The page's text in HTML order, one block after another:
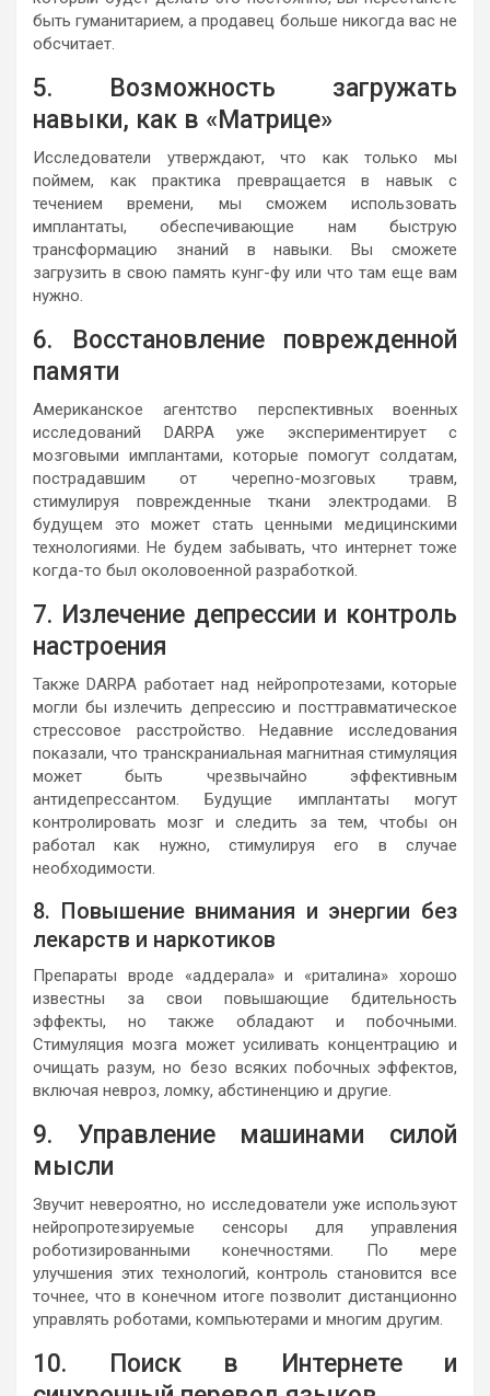
быть гуманитарием, а продавец больше никогда вас не
обсчитает.
5. Возможность загружать
навыки, как в «Матрице»
Исследователи утверждают, что как только мы
поймем, как практика превращается в навык с
течением времени, мы сможем использовать
имплантаты, обеспечивающие нам быструю
трансформацию знаний в навыки. Вы сможете
загрузить в свою память кунг-фу или что там еще вам
нужно.
6. Восстановление поврежденной
памяти
Американское агентство перспективных военных
исследований DARPA уже экспериментирует с
мозговыми имплантами, которые помогут солдатам,
пострадавшим от черепно-мозговых травм,
стимулируя поврежденные ткани электродами. В
будущем это может стать ценными медицинскими
технологиями. Не будем забывать, что интернет тоже
когда-то был околовоенной разработкой.
7. Излечение депрессии и контроль
настроения
Также DARPA работает над нейропротезами, которые
могли бы излечить депрессию и посттравматическое
стрессовое расстройство. Недавние исследования
показали, что транскраниальная магнитная стимуляция
может быть чрезвычайно эффективным
антидепрессантом. Будущие имплантаты могут
контролировать мозг и следить за тем, чтобы он
работал как нужно, стимулируя его в случае
необходимости.
8. Повышение внимания и энергии без
лекарств и наркотиков
Препараты вроде «аддерала» и «риталина» хорошо
известны за свои повышающие бдительность
эффекты, но также обладают и побочными.
Стимуляция мозга может усиливать концентрацию и
очищать разум, но безо всяких побочных эффектов,
включая невроз, ломку, абстиненцию и другие.
9. Управление машинами силой
мысли
Звучит невероятно, но исследователи уже используют
нейропротезируемые сенсоры для управления
роботизированными конечностями. По мере
улучшения этих технологий, контроль становится все
точнее, что в конечном итоге позволит дистанционно
управлять роботами, компьютерами и многим другим.
10. Поиск в Интернете и